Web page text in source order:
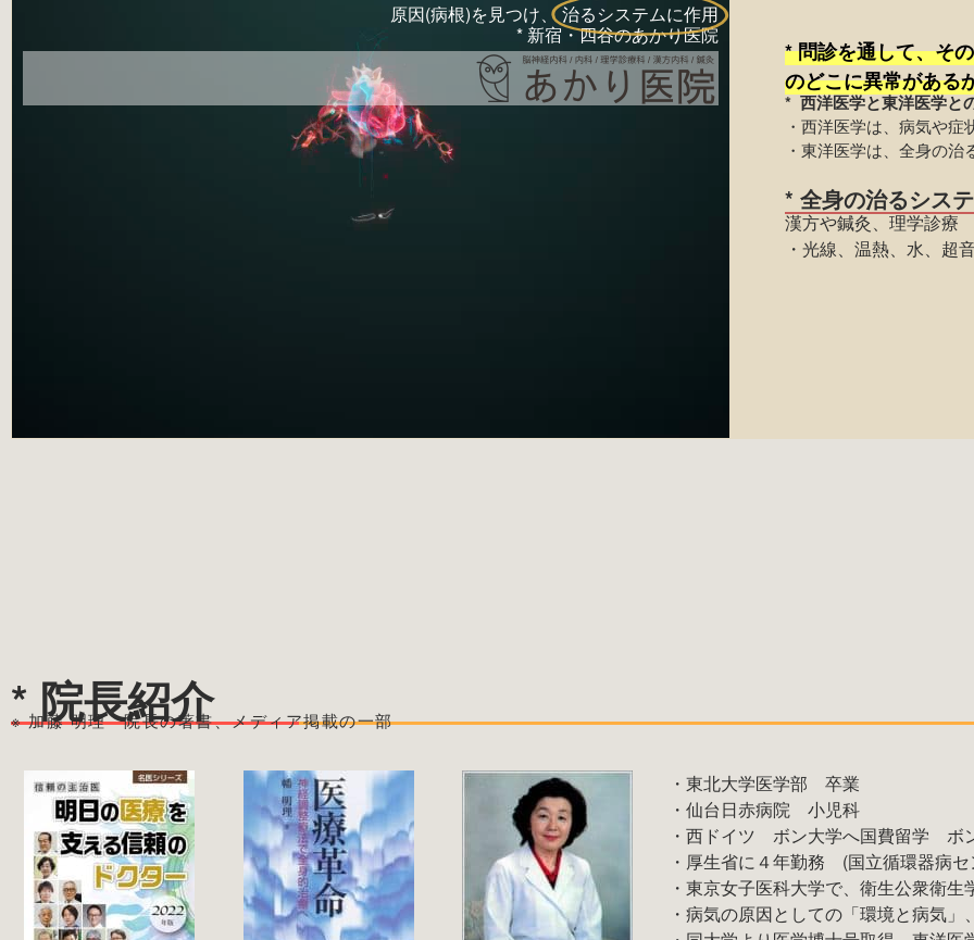
原因(病根)を見つけ、治るシステムに作用
* 新宿・四谷のあかり医院
*問診を通して、そ
のどこに異常がある
* 西洋医学と東洋医学と
・西洋医学は、病気や
・東洋医学は、全身の
* 全身の治るシス
漢方や鍼灸、理学診療
・光線、温熱、水、超
* 院長紹介
※ 加藤 明理 院長の著書、メディア掲載の一部
・東北大学医学部 卒業
・仙台日赤病院 小児科
・西ドイツ ボン大学へ国費留学 ボ
・厚生省に４年勤務 (国立循環器病
・東京女子医科大学で、衛生公衆衛
・病気の原因としての「環境と病気